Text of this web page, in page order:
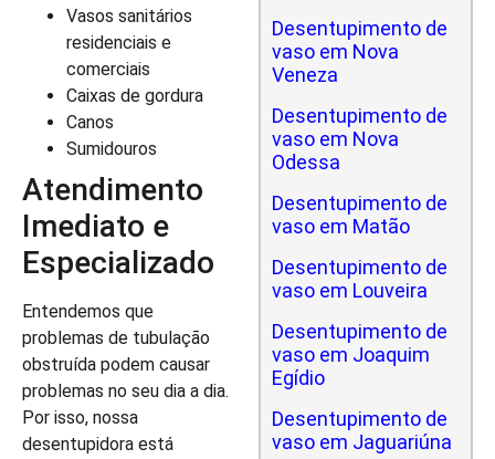
Vasos sanitários
residenciais e
comerciais
Caixas de gordura
Canos
Sumidouros
Atendimento
Imediato e
Especializado
Entendemos que
problemas de tubulação
obstruída podem causar
problemas no seu dia a dia.
Por isso, nossa
desentupidora está
Desentupimento de
vaso em Nova
Veneza
Desentupimento de
vaso em Nova
Odessa
Desentupimento de
vaso em Matão
Desentupimento de
vaso em Louveira
Desentupimento de
vaso em Joaquim
Egídio
Desentupimento de
vaso em Jaguariúna